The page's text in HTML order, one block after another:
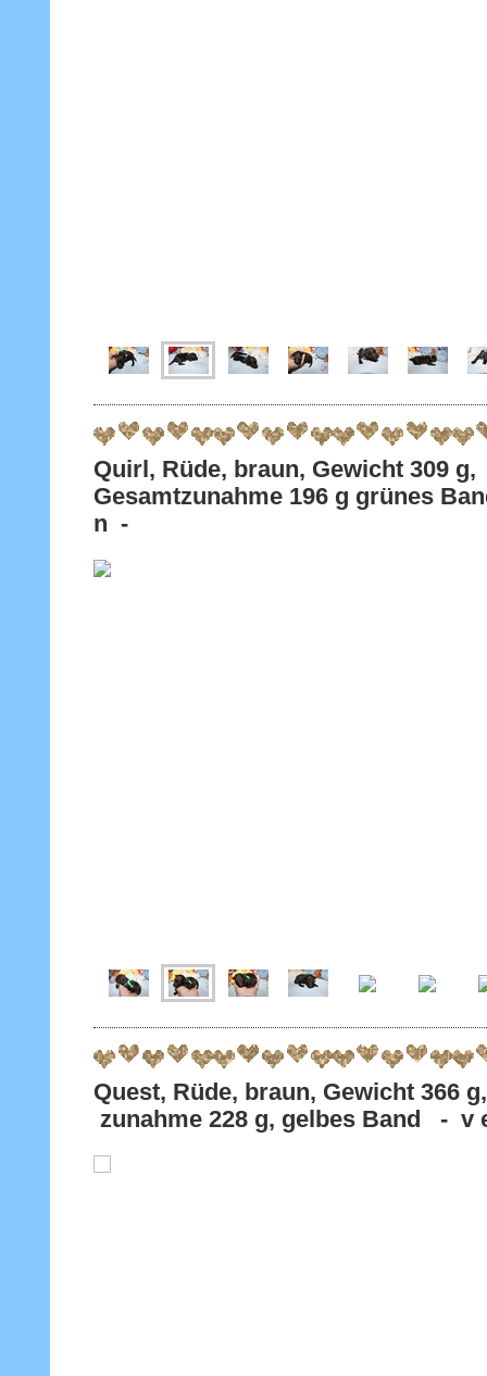
Quirl, Rüde, braun, Gewicht 309 g,
Gesamtzunahme 196 g grünes
n -
Quest, Rüde, braun, Gewicht
zunahme 228 g, gelbes Band - v